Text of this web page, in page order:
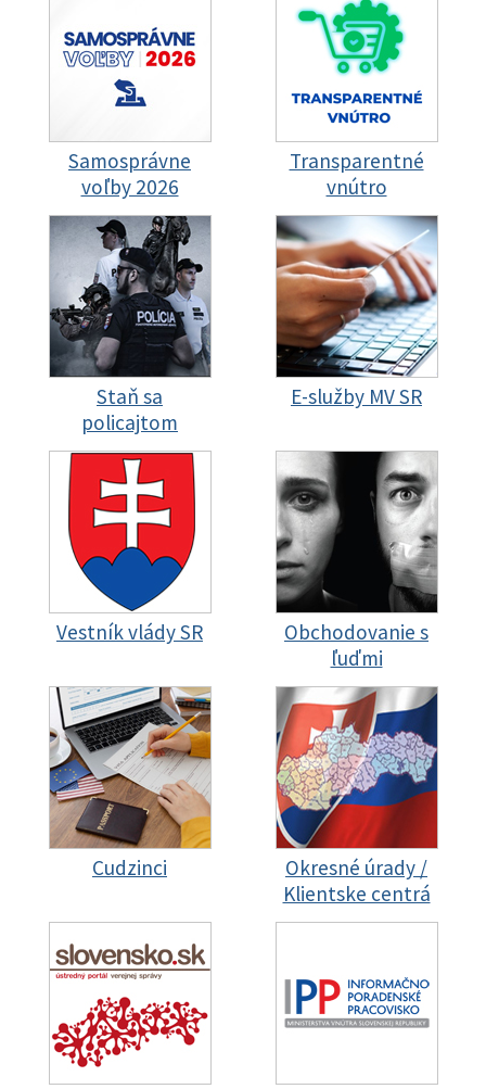
Samosprávne
voľby 2026
Transparentné
vnútro
Staň sa
policajtom
E-služby MV SR
Vestník vlády SR
Obchodovanie s
ľuďmi
Cudzinci
Okresné úrady /
Klientske centrá